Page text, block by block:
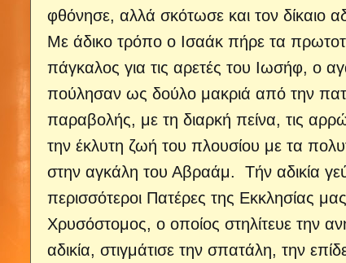
φθόνησε, αλλά σκότωσε και τον δίκαιο
Με άδικο τρόπο ο Ισαάκ πήρε τα
πάγκαλος για τις αρετές του Ιωσήφ, ο
πούλησαν ως δούλο μακριά από την
παραβολής, με τη διαρκή πείνα, τις
την έκλυτη ζωή του πλουσίου με τα
στην αγκάλη του Αβραάμ. Τήν αδικία
περισσότεροι Πατέρες της Εκκλησίας
Χρυσόστομος, ο οποίος στηλίτευε την
αδικία, στιγμάτισε την σπατάλη, την